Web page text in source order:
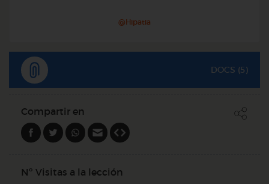
@Hipatia
DOCS (5)
Compartir en
Nº Visitas a la lección